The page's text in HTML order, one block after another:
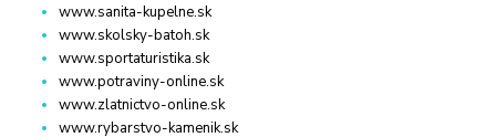
www.sanita-kupelne.sk
www.skolsky-batoh.sk
www.sportaturistika.sk
www.potraviny-online.sk
www.zlatnictvo-online.sk
www.rybarstvo-kamenik.sk